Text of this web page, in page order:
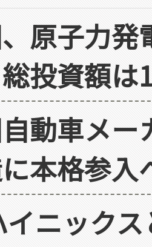
原子力
投資額は
動車メ
本格参入
イニック